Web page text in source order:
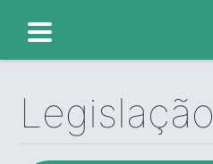
Legislação